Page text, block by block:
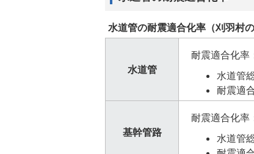
水道管の耐震適合化率（刈羽村の
水道管
耐震適合化率
水道管
耐震適
基幹管路
耐震適合化率
水道管